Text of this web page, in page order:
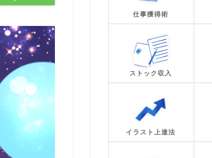
仕事獲得術
ストック収入
イラスト上達法